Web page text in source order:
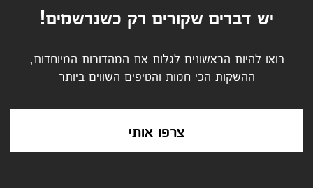
יש דברים שקורים רק כשנרשמים!
בואו להיות הראשונים לגלות את המהדורות המיוחדות,
ההשקות הכי חמות והטיפים השווים ביותר
צרפו אותי